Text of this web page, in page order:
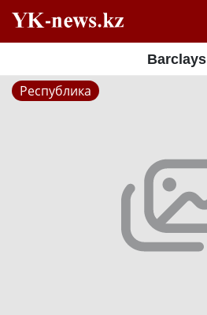
Barclays
Республика